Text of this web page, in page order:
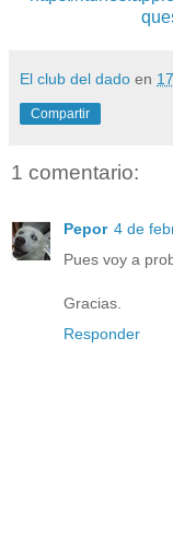
El club del dado en
Compartir
1 comentario:
Pepor 4 de
Pues voy a
Gracias.
Responder